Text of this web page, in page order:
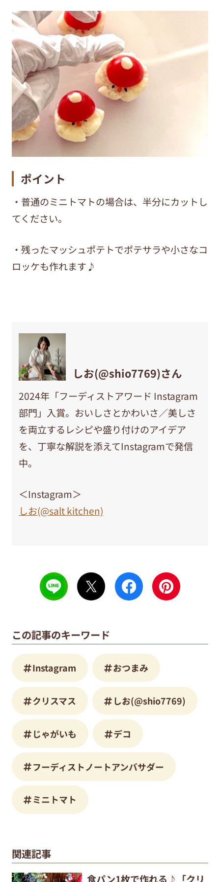
ポイント
・普通のミニトマトの場合は、半分にカットし
てください。
・残ったマッシュポテトでポテサラや小さなコ
ロッケも作れます♪
しお(@shio7769)さん
2024年「フーディストアワード Instagram
部門」入賞。おいしさとかわいさ／美しさ
を両立するレシピや盛り付けのアイデア
を、丁寧な解説を添えてInstagramで発信
中。
＜Instagram＞
しお(@salt kitchen)
この記事のキーワード
Instagram おつまみ
クリスマス しお(@shio7769)
じゃがいも デコ
フーディストノートアンバサダー
ミニトマト
関連記事
食パン1枚で作れる♪「クリ